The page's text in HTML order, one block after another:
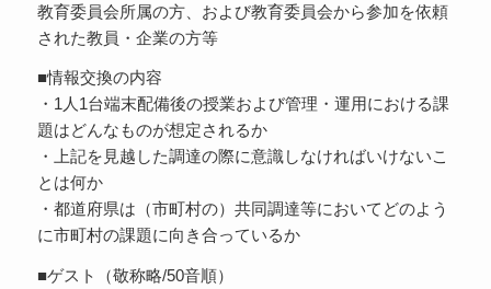
教育委員会所属の方、および教育委員会から参加を依頼
された教員・企業の方等
■情報交換の内容
・1人1台端末配備後の授業および管理・運用における課
題はどんなものが想定されるか
・上記を見越した調達の際に意識しなければいけないこ
とは何か
・都道府県は（市町村の）共同調達等においてどのよう
に市町村の課題に向き合っているか
■ゲスト（敬称略/50音順）